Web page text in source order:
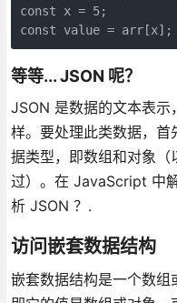
const x = 5;
等等... JSON 呢？
JSON 是数据的文本表
样。要处理此类数据，
据类型，即数组和对象
过）。在 JavaScript 中
析 JSON ？.
访问嵌套数据结构
嵌套数据结构是一个数组